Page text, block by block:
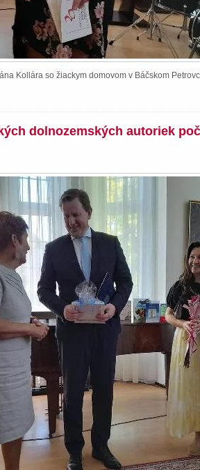
Kollára so žiackym domovom v Báčskom
dolnozemských autoriek